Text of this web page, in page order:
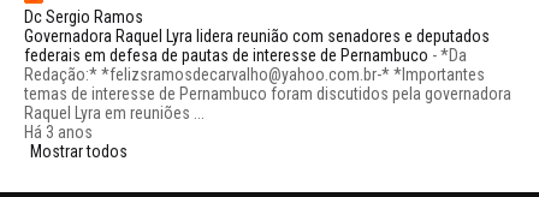
Dc Sergio Ramos
Governadora Raquel Lyra lidera reunião com senadores e deputados
federais em defesa de pautas de interesse de Pernambuco -*Da
Redação:* *felizsramosdecarvalho@yahoo.com.br-* *Importantes
temas de interesse de Pernambuco foram discutidos pela governadora
Raquel Lyra em reuniões ...
Há 3 anos
Mostrar todos